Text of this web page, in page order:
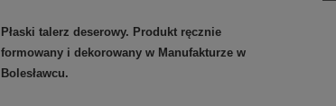
Płaski talerz deserowy. Produkt ręcznie
formowany i dekorowany w Manufakturze w
Bolesławcu.